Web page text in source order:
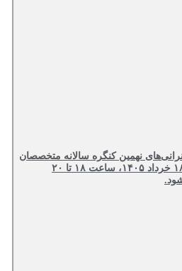
نهمین کنگره سالانه متخصصان
علوم اطلاعات، روز دوشنبه ۱۸ خرداد ۱۴۰۵، ساعت ۱۸ تا ۲۰